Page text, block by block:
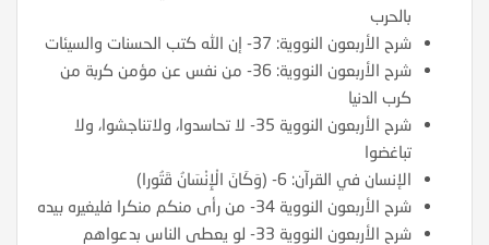
بالحرب
شرح الأربعون النووية: 37- إن الله كتب الحسنات والسيئات
شرح الأربعون النووية: 36- من نفس عن مؤمن كربة من
كرب الدنيا
شرح الأربعون النووية 35- لا تحاسدوا، ولاتناجشوا، ولا
تباغضوا
الإنسان في القرآن: 6- (وَكَانَ الْإِنْسَانُ قَتُورا)
شرح الأربعون النووية 34- من رأى منكم منكرا فليغيره بيده
شرح الأربعون النووية 33- لو يعطى الناس بدعواهم